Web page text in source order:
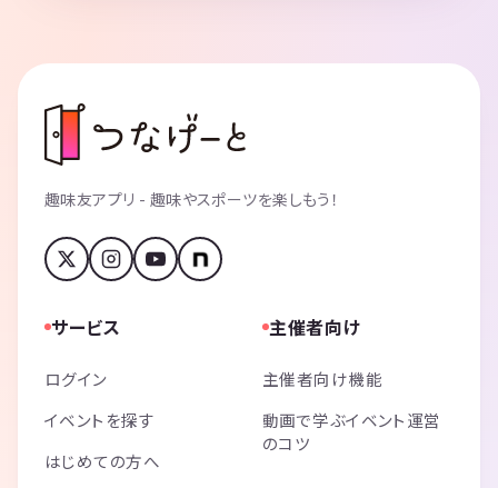
趣味友アプリ - 趣味やスポーツを楽しもう！
サービス
ログイン
イベントを探す
はじめての方へ
主催者向け
主催者向け機能
動画で学ぶイベント運営
のコツ